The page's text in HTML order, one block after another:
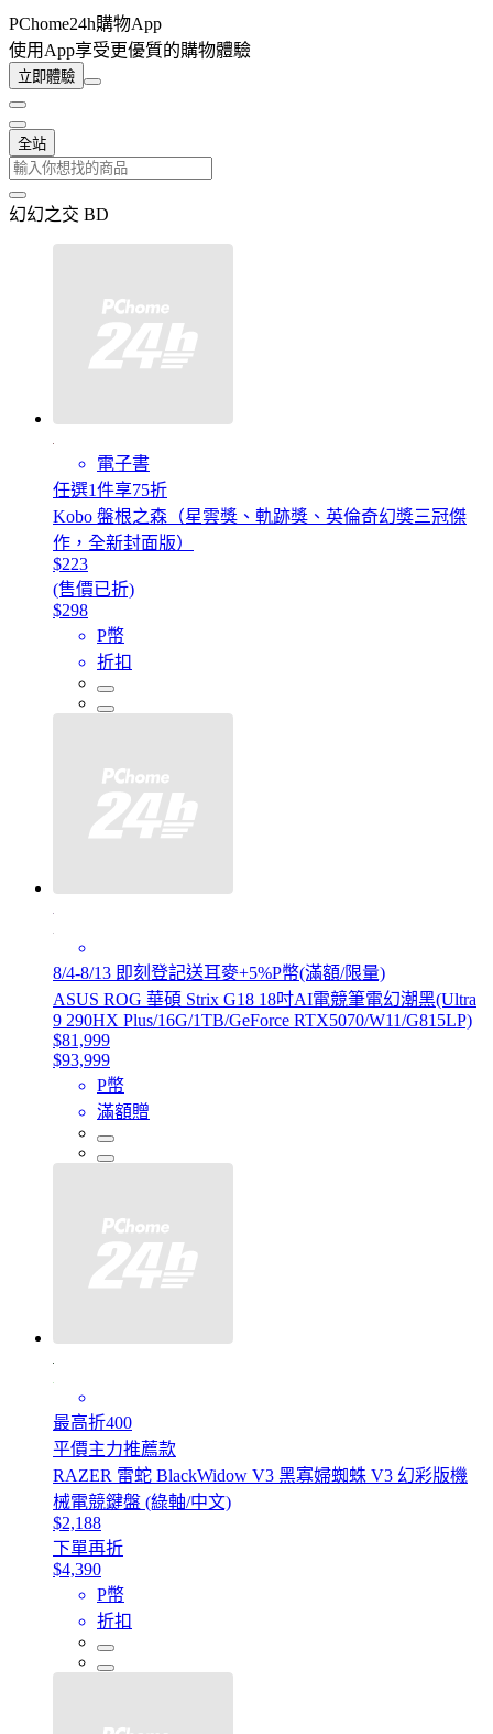
PChome24h購物App
使用App享受更優質的購物體驗
立即體驗
全站
幻幻之交 BD
電子書
任選1件享75折
Kobo 盤根之森（星雲獎、軌跡獎、英倫奇幻獎三冠傑
作，全新封面版）
$223
(售價已折)
$298
P幣
折扣
8/4-8/13 即刻登記送耳麥+5%P幣(滿額/限量)
ASUS ROG 華碩 Strix G18 18吋AI電競筆電幻潮黑(Ultra
9 290HX Plus/16G/1TB/GeForce RTX5070/W11/G815LP)
$81,999
$93,999
P幣
滿額贈
最高折400
平價主力推薦款
RAZER 雷蛇 BlackWidow V3 黑寡婦蜘蛛 V3 幻彩版機
械電競鍵盤 (綠軸/中文)
$2,188
下單再折
$4,390
P幣
折扣